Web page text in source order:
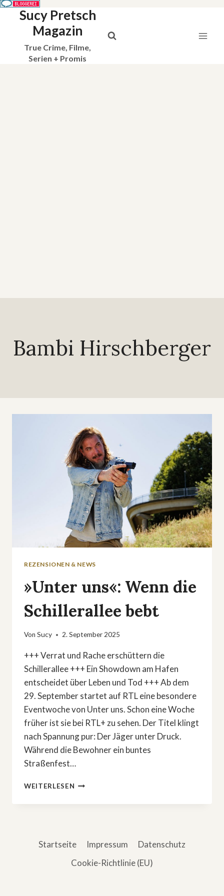
Sucy Pretsch
Magazin
True Crime, Filme,
Serien + Promis
Bambi Hirschberger
REZENSIONEN & NEWS
»Unter uns«: Wenn die
Schillerallee bebt
Von Sucy 2. September 2025
+++ Verrat und Rache erschüttern die
Schillerallee +++ Ein Showdown am Hafen
entscheidet über Leben und Tod +++ Ab dem
29. September startet auf RTL eine besondere
Eventwoche von Unter uns. Schon eine Woche
früher ist sie bei RTL+ zu sehen. Der Titel klingt
nach Spannung pur: Der Jäger unter Druck.
Während die Bewohner ein buntes
Straßenfest…
WEITERLESEN »UNTER
WENN
Startseite Impressum
Datenschutz
Cookie-Richtlinie (EU)